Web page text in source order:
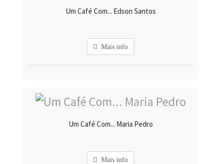
Um Café Com... Edson Santos
Mais info
Um Café Com... Maria Pedro
Mais info